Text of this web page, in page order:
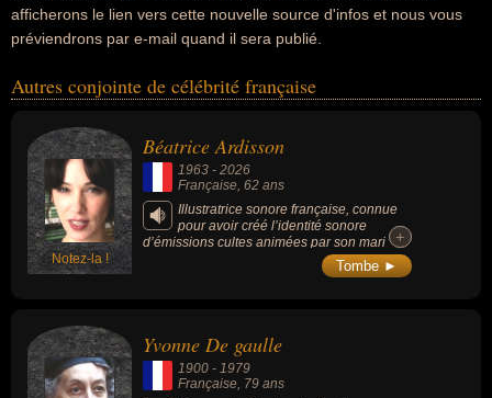
afficherons le lien vers cette nouvelle source d'infos et nous vous
préviendrons par e-mail quand il sera publié.
Autres conjointe de célébrité française
Notez-la !
Béatrice Ardisson
1963 - 2026
Française, 62 ans
Illustratrice sonore française, connue
pour avoir créé l’identité sonore
d’émissions cultes animées par son mari
Thierry Ardisson et l’ambiance musicale de
programmes diffusés sur Canal+ et France 2.
+
+
Tombe ►
Yvonne De gaulle
1900 - 1979
Française , 79 ans